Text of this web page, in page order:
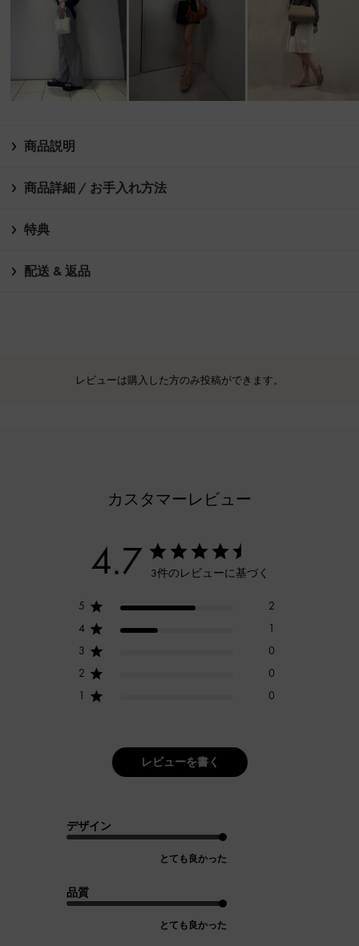
商品説明
商品詳細 / お手入れ方法
特典
配送 & 返品
レビューは購入した方のみ投稿ができます。
カスタマーレビュー
4.7 3件のレビューに基づく
5
2
4
1
3
0
2
0
1
0
レビューを書く
デザイン
とても良かった
品質
とても良かった